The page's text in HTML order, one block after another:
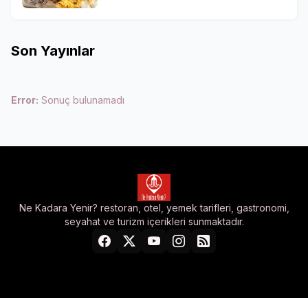
Son Yayınlar
Error: Sonuç bulunamadı
Ne Kadara Yenir? restoran, otel, yemek tarifleri, gastronomi,
seyahat ve turizm içerikleri sunmaktadır.